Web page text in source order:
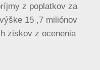
z poplatkov za
15 ,7 miliónov
ziskov z ocenenia